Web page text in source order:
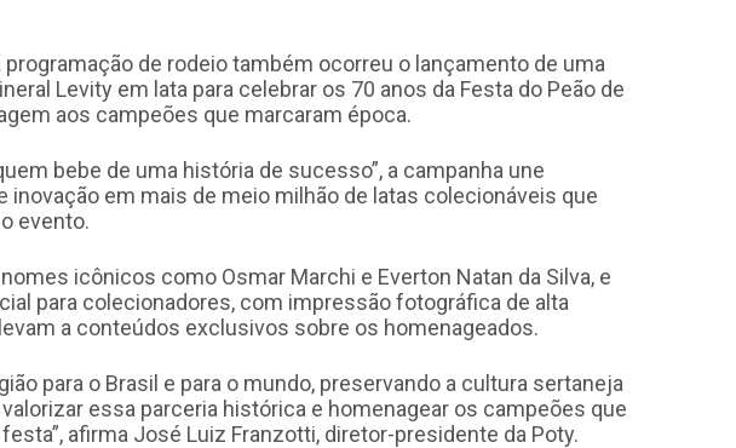
programação de rodeio também ocorreu o lançamento de uma
Levity em lata para celebrar os 70 anos da Festa do Peão de
aos campeões que marcaram época.
bebe de uma história de sucesso”, a campanha une
inovação em mais de meio milhão de latas colecionáveis que
evento.
icônicos como Osmar Marchi e Everton Natan da Silva, e
para colecionadores, com impressão fotográfica de alta
a conteúdos exclusivos sobre os homenageados.
para o Brasil e para o mundo, preservando a cultura sertaneja
essa parceria histórica e homenagear os campeões que
afirma José Luiz Franzotti, diretor-presidente da Poty.